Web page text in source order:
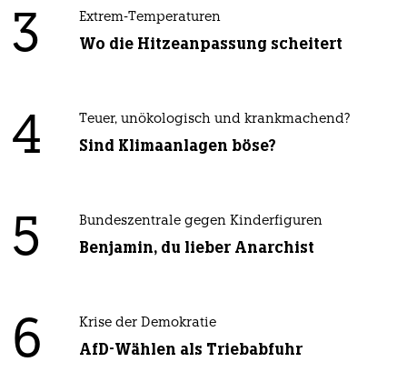
3 Extrem-Temperaturen
Wo die Hitzeanpassung scheitert
4 Teuer, unökologisch und krankmachend?
Sind Klimaanlagen böse?
5 Bundeszentrale gegen Kinderfiguren
Benjamin, du lieber Anarchist
6 Krise der Demokratie
AfD-Wählen als Triebabfuhr